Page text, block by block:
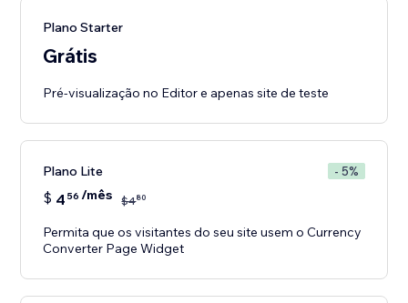
Plano Starter
Grátis
Pré-visualização no Editor e apenas site de teste
Plano Lite - 5%
$ 4 56 /mês $480
Permita que os visitantes do seu site usem o Currency
Converter Page Widget